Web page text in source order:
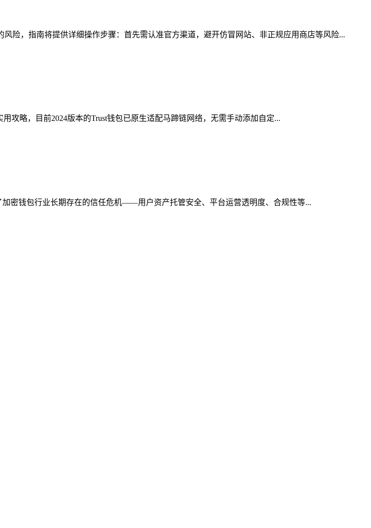
险，指南将提供详细操作步骤：首先需认准官方渠道，避开仿冒网站、非正规应用商店等风险...
攻略，目前2024版本的Trust钱包已原生适配马蹄链网络，无需手动添加自定...
密钱包行业长期存在的信任危机——用户资产托管安全、平台运营透明度、合规性等...